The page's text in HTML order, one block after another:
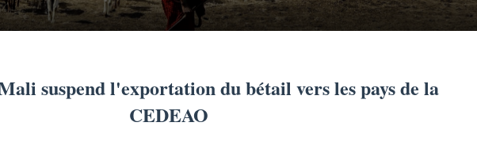
suspend l'exportation du bétail vers les pays de la
CEDEAO